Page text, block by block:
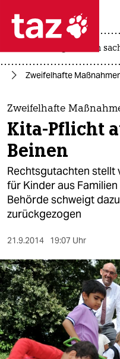
 taz
taz
themen
politik
öko
gesellschaft
kultur
sport
berlin
nord
wahrheit
verlag
landtagswahl in
Zweifelhafte
Zweifelhafte
Kita-Pflicht
Beinen
Rechtsgutachten
für Kinder aus
Behörde schweigt
zurückgezogen
21.9.2014 19:07 Uhr